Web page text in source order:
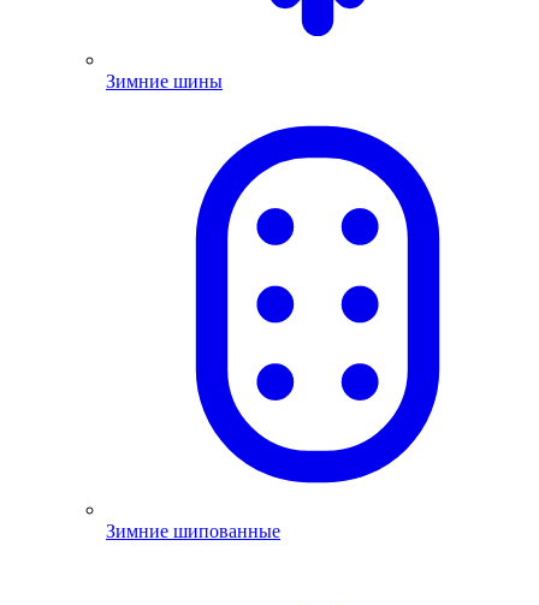
Зимние шины
Зимние шипованные